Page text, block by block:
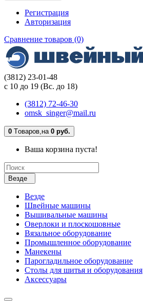
Регистрация
Авторизация
Сравнение товаров (0)
(3812) 23-01-48
с 10 до 19 (Вс. до 18)
(3812) 72-46-30
omsk_singer@mail.ru
0 Tоваров,на 0 руб.
Ваша корзина пуста!
Везде
Везде
Швейные машины
Вышивальные машины
Оверлоки и плоскошовные
Вязальное оборудование
Промышленное оборудование
Манекены
Парогладильное оборудование
Столы для шитья и оборудования
Аксессуары